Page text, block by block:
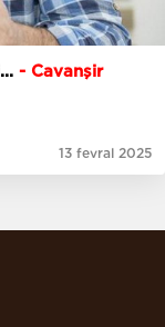
- Cavanşir
13 fevral 2025